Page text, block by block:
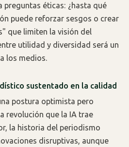
preguntas éticas: ¿hasta qué
puede reforzar sesgos o crear
que limiten la visión del
utilidad y diversidad será un
los medios.
sustentado en la calidad
postura optimista pero
revolución que la IA trae
la historia del periodismo
disruptivas, aunque